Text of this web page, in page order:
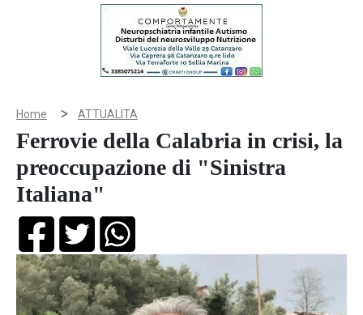
Home > ATTUALITA
Ferrovie della Calabria in crisi, la
preoccupazione di "Sinistra
Italiana"